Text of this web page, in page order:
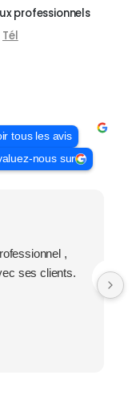
professionnels
Tél
tous les avis
nous sur
,
ses clients.